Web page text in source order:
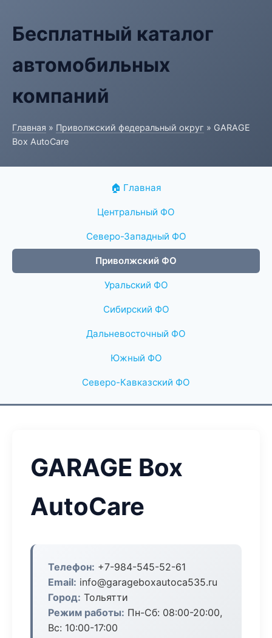
Бесплатный каталог
автомобильных
компаний
Главная » Приволжский федеральный округ » GARAGE
Box AutoCare
🏠 Главная
Центральный ФО
Северо-Западный ФО
Приволжский ФО
Уральский ФО
Сибирский ФО
Дальневосточный ФО
Южный ФО
Северо-Кавказский ФО
GARAGE Box
AutoCare
Телефон: +7-984-545-52-61
Email: info@garageboxautoca535.ru
Город: Тольятти
Режим работы: Пн-Сб: 08:00-20:00,
Вс: 10:00-17:00